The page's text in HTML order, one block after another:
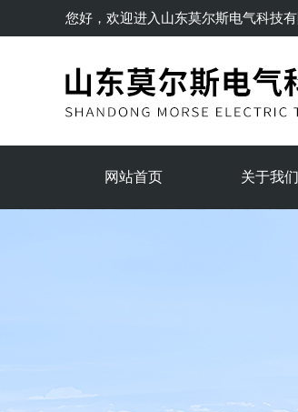
您好，欢迎进入 山东莫尔斯电气科技
网站首页 关于我们